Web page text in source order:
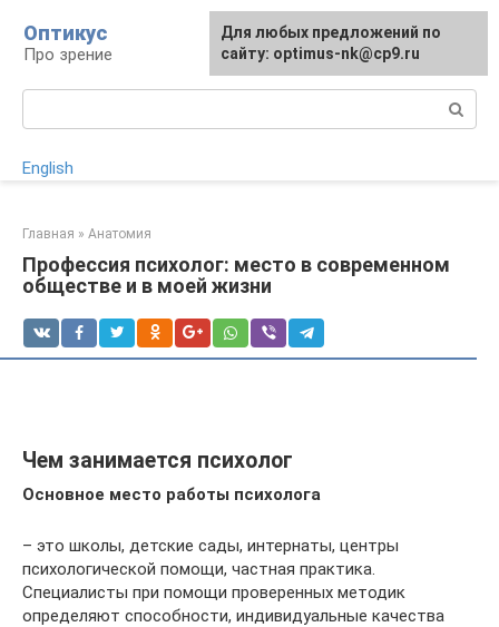
контенту
Оптикус
Про зрение
English
Главная » Анатомия
Профессия психолог: место в современном
обществе и в моей жизни
Чем занимается психолог
Основное место работы психолога
– это школы, детские сады, интернаты, центры
психологической помощи, частная практика.
Специалисты при помощи проверенных методик
определяют способности, индивидуальные качества
Для любых предложений по
сайту: optimus-nk@cp9.ru